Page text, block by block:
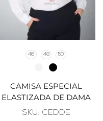
46 48 50
CAMISA ESPECIAL
ELASTIZADA DE DAMA
SKU: CEDDE